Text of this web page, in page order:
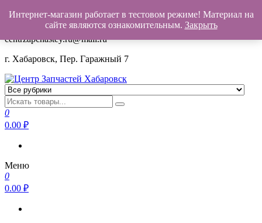
+7(962)503-00-25
centrzapchastey.ru@mail.ru
г. Хабаровск, Пер. Гаражный 7
Центр Запчастей Хабаровск
Запчасти для авто,
мото,бензопил,велосипедов,снегоходов,бензопил и т.д.
Хабаровск
0
0.00 ₽
Меню
0
0.00 ₽
Интернет-магазин работает в тестовом режиме! Материал на
сайте являются ознакомительным. Закрыть